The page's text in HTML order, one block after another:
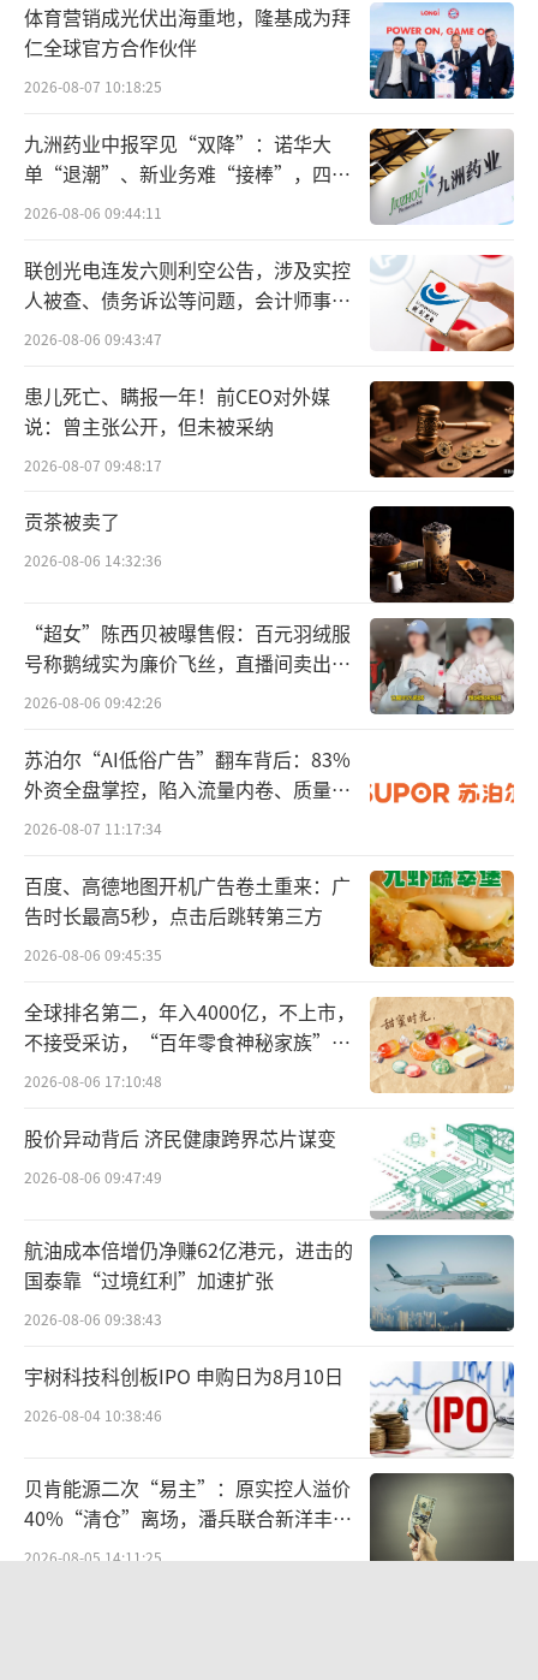
作为Lululemon最大收入来源（占比超6
0%）的美洲市场，其第三季度净营收同比下降
已逐步放缓至个位数，增长乏力。
今年，Lululemon创始人普·威尔逊公开
批评管理层向主流妥协，取悦所有人反而失去
品牌力量。其认为问题的根源在于财务与运营
导向的管理层取代产品创新驱动者，导致品牌
是毫无预兆。
调整管理层能改变其核心市场的颓势吗？
最新的财报会议上，首席财务官梅根·弗
兰克表示公司将推出应对美国业务挑战的"三支
柱"行动计划，包括产品创新、产品激活和提高
企业效率。比如加快产品开发周期，将主线产
品开发过程从18-24个月缩短到12-14个月；增
强追单能力，6-8周内补货畅销款式。
这一行动革新的效果如何、新任CEO将如
何改变Lululemon，这大概是未来市场最关注
体育营销成光伏出海重地，隆基成为拜
仁全球官方合作伙伴
2026-08-07 10:18:25
九洲药业中报罕见“双降”：诺华大
单“退潮”、新业务难“接棒”，四大
难关待闯
2026-08-06 09:44:11
联创光电连发六则利空公告，涉及实控
人被查、债务诉讼等问题，会计师事务
所曾出具“保留意见”
2026-08-06 09:43:47
患儿死亡、瞒报一年！前CEO对外媒
说：曾主张公开，但未被采纳
2026-08-07 09:48:17
贡茶被卖了
2026-08-06 14:32:36
“超女”陈西贝被曝售假：百元羽绒服
号称鹅绒实为廉价飞丝，直播间卖出超
百万元
2026-08-06 09:42:26
苏泊尔“AI低俗广告”翻车背后：83%
外资全盘掌控，陷入流量内卷、质量频
发的负循环
2026-08-07 11:17:34
百度、高德地图开机广告卷土重来：广
告时长最高5秒，点击后跳转第三方
2026-08-06 09:45:35
全球排名第二，年入4000亿，不上市，
不接受采访，“百年零食神秘家族”浮
出水面？
2026-08-06 17:10:48
股价异动背后 济民健康跨界芯片谋变
2026-08-06 09:47:49
航油成本倍增仍净赚62亿港元，进击的
国泰靠“过境红利”加速扩张
2026-08-06 09:38:43
宇树科技科创板IPO 申购日为8月10日
2026-08-04 10:38:46
贝肯能源二次“易主”：原实控人溢价
40%“清仓”离场，潘兵联合新洋丰、
宏科百世拟入主
2026-08-05 14:11:25